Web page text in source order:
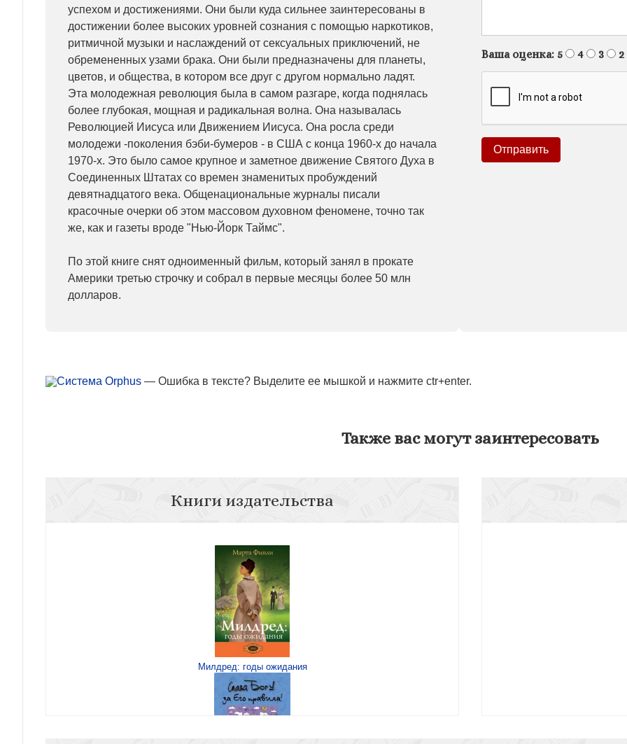
успехом и достижениями. Они были куда сильнее заинтересованы в
достижении более высоких уровней сознания с помощью наркотиков,
ритмичной музыки и наслаждений от сексуальных приключений, не
обремененных узами брака. Они были предназначены для планеты,
цветов, и общества, в котором все друг с другом нормально ладят.
Эта молодежная революция была в самом разгаре, когда поднялась
более глубокая, мощная и радикальная волна. Она называлась
Революцией Иисуса или Движением Иисуса. Она росла среди
молодежи -поколения бэби-бумеров - в США с конца 1960-х до начала
1970-х. Это было самое крупное и заметное движение Святого Духа в
Соединенных Штатах со времен знаменитых пробуждений
девятнадцатого века. Общенациональные журналы писали
красочные очерки об этом массовом духовном феномене, точно так
же, как и газеты вроде "Нью-Йорк Таймс".
По этой книге снят одноименный фильм, который занял в прокате
Америки третью строчку и собрал в первые месяцы более 50 млн
долларов.
Ваша оценка: 5 4 3 2
— Ошибка в тексте? Выделите ее мышкой и нажмите ctr+enter.
Также вас могут заинтересовать
Книги издательства
Милдред: годы ожидания